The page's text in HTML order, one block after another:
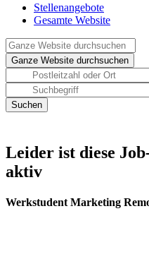
Stellenangebote
Gesamte Website
Leider ist diese
aktiv
Werkstudent Marketing